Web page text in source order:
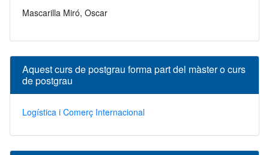
Mascarilla Miró, Oscar
Aquest curs de postgrau forma part del màster o curs
de postgrau
Logística i Comerç Internacional